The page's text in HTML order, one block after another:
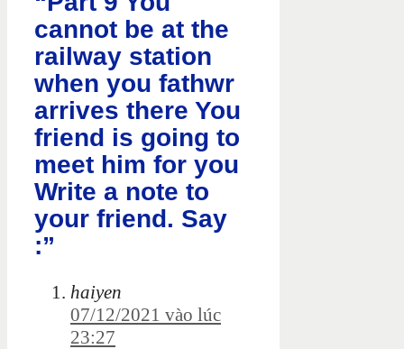
cannot be at the
railway station
when you fathwr
arrives there You
friend is going to
meet him for you
Write a note to
your friend. Say
:”
haiyen
07/12/2021 vào lúc
23:27